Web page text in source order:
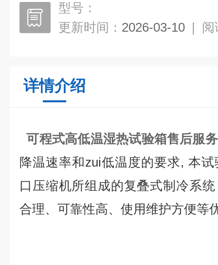
型号：
更新时间： 2026-03-10 | 阅
详情介绍
可程式高低温湿热试验箱售后服
降温速率和zui低温度的要求, 本
口压缩机所组成的复叠式制冷系
合理、可靠性高、使用维护方便等